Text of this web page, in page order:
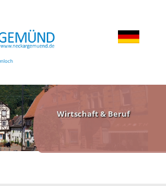
Wirtschaft & Beruf